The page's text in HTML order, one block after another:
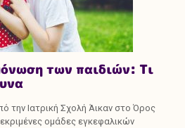
των παιδιών: Τι
την Ιατρική Σχολή Άικαν στο Όρος
ομάδες εγκεφαλικών